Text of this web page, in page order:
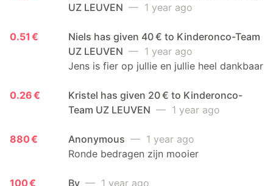
UZ LEUVEN — 1 year ago
0.51 €
Niels has given 40 € to Kinderonco-Team
UZ LEUVEN — 1 year ago
Jens is fier op jullie en jullie heel dankbaar
0.26 €
Kristel has given 20 € to Kinderonco-
Team UZ LEUVEN — 1 year ago
880 € Anonymous — 1 year ago
Ronde bedragen zijn mooier
100 € Bv — 1 year ago